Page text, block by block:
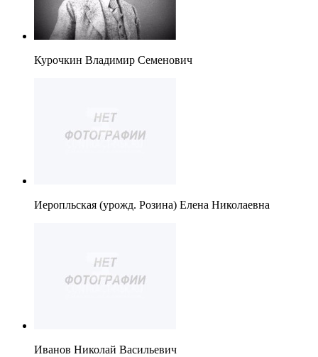
Курочкин Владимир Семенович
Иеропльская (урожд. Розина) Елена Николаевна
Иванов Николай Васильевич